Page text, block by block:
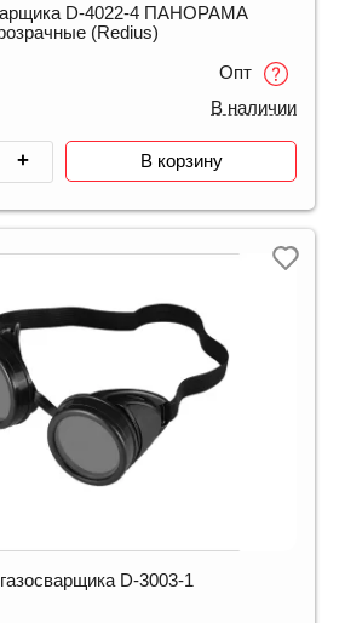
D-4022-4 ПАНОРАМА
(Redius)
Опт
В наличии
+ В корзину
D-3003-1